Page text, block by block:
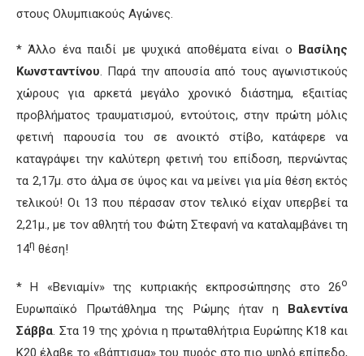
στους Ολυμπιακούς Αγώνες.
* Άλλο ένα παιδί με ψυχικά αποθέματα είναι ο Βασίλης
Κωνσταντίνου. Παρά την απουσία από τους αγωνιστικούς
χώρους για αρκετά μεγάλο χρονικό διάστημα, εξαιτίας
προβλήματος τραυματισμού, εντούτοις, στην πρώτη μόλις
φετινή παρουσία του σε ανοικτό στίβο, κατάφερε να
καταγράψει την καλύτερη φετινή του επίδοση, περνώντας
τα 2,17μ. στο άλμα σε ύψος και να μείνει για μία θέση εκτός
τελικού! Οι 13 που πέρασαν στον τελικό είχαν υπερβεί τα
2,21μ., με τον αθλητή του Φώτη Στεφανή να καταλαμβάνει τη
14η θέση!
* Η «Βενιαμίν» της κυπριακής εκπροσώπησης στο 26ο
Ευρωπαϊκό Πρωτάθλημα της Ρώμης ήταν η Βαλεντίνα
Σάββα. Στα 19 της χρόνια η πρωταθλήτρια Ευρώπης Κ18 και
Κ20 έλαβε το «βάπτισμα» του πυρός στο πιο ψηλό επίπεδο,